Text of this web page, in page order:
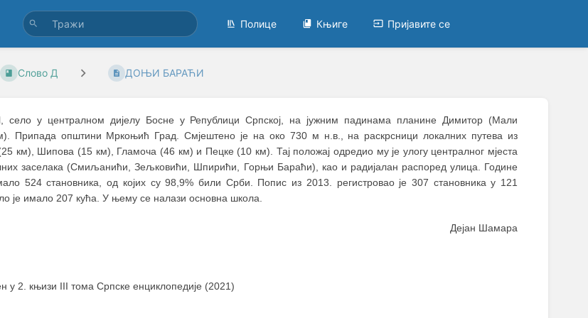
Полице Књиге Пријавите се
Слово Д ДОЊИ БАРАЋИ
, село у централном дијелу Босне у Републици Српској, на јужним падинама планине Димитор (Мали
Припада општини Мркоњић Град. Смјештено је на око 730 м н.в., на раскрсници локалних путева из
км), Шипова (15 км), Гламоча (46 км) и Пецке (10 км). Тај положај одредио му је улогу централног мјеста
заселака (Смиљанићи, Зељковићи, Шпирићи, Горњи Бараћи), као и радијалан распоред улица. Године
524 становника, од којих су 98,9% били Срби. Попис из 2013. регистровао је 307 становника у 121
је имало 207 кућа. У њему се налази основна школа.
Дејан Шамара
у 2. књизи III тома Српске енциклопедије (2021)